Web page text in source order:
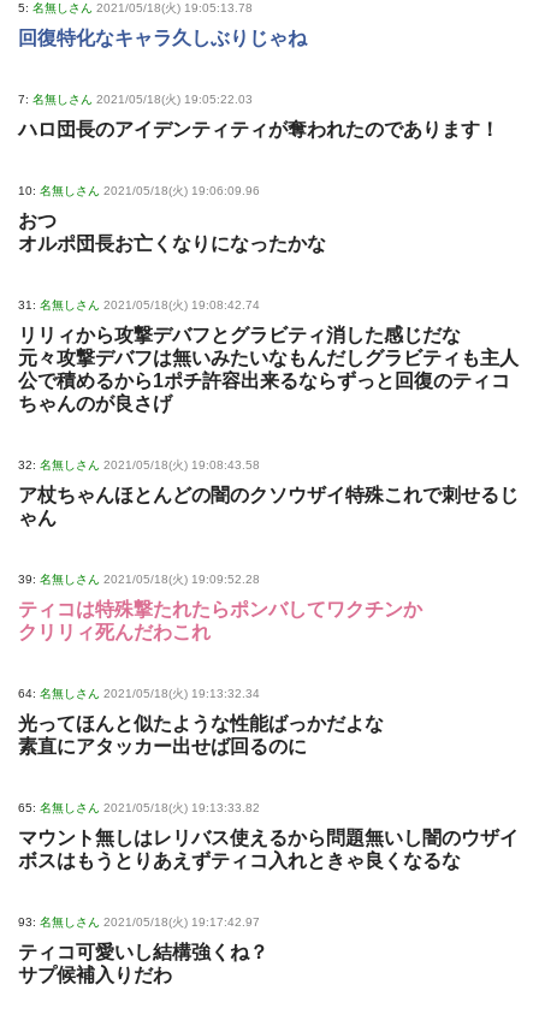
5: 名無しさん 2021/05/18(火) 19:05:13.78
回復特化なキャラ久しぶりじゃね
7: 名無しさん 2021/05/18(火) 19:05:22.03
ハロ団長のアイデンティティが奪われたのであります！
10: 名無しさん 2021/05/18(火) 19:06:09.96
おつ
オルポ団長お亡くなりになったかな
31: 名無しさん 2021/05/18(火) 19:08:42.74
リリィから攻撃デバフとグラビティ消した感じだな
元々攻撃デバフは無いみたいなもんだしグラビティも主人
公で積めるから1ポチ許容出来るならずっと回復のティコ
ちゃんのが良さげ
32: 名無しさん 2021/05/18(火) 19:08:43.58
ア杖ちゃんほとんどの闇のクソウザイ特殊これで刺せるじ
ゃん
39: 名無しさん 2021/05/18(火) 19:09:52.28
ティコは特殊撃たれたらポンバしてワクチンか
クリリィ死んだわこれ
64: 名無しさん 2021/05/18(火) 19:13:32.34
光ってほんと似たような性能ばっかだよな
素直にアタッカー出せば回るのに
65: 名無しさん 2021/05/18(火) 19:13:33.82
マウント無しはレリバス使えるから問題無いし闇のウザイ
ボスはもうとりあえずティコ入れときゃ良くなるな
93: 名無しさん 2021/05/18(火) 19:17:42.97
ティコ可愛いし結構強くね？
サプ候補入りだわ